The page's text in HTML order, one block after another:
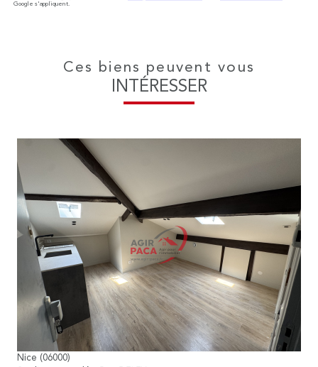
Google s'appliquent.
Ces biens peuvent vous
INTÉRESSER
voir le bien
Nice (06000)